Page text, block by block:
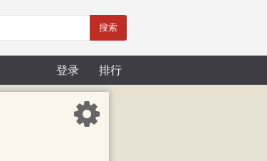
搜索
登录 排行